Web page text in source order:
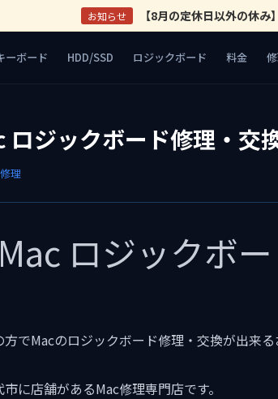
お知らせ 【8月の定休日以外の休
ーボード HDD/SSD ロジックボード 料金
ロジックボード修理・交
理
ロジックボ
でMacのロジックボード修理・交換が出来
に店舗があるMac修理専門店です。